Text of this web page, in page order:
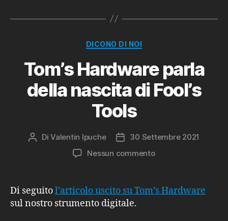
Categorie
DICONO DI NOI
Tom’s Hardware parla
della nascita di Fool’s
Tools
Autore
DiValentin Ipuche
Data
dell'articolo
30 Settembre 2021
Nessun commentosu
parla
della
Di seguitol’articolo uscito su Tom’s Hardware
sul nostro strumento digitale.